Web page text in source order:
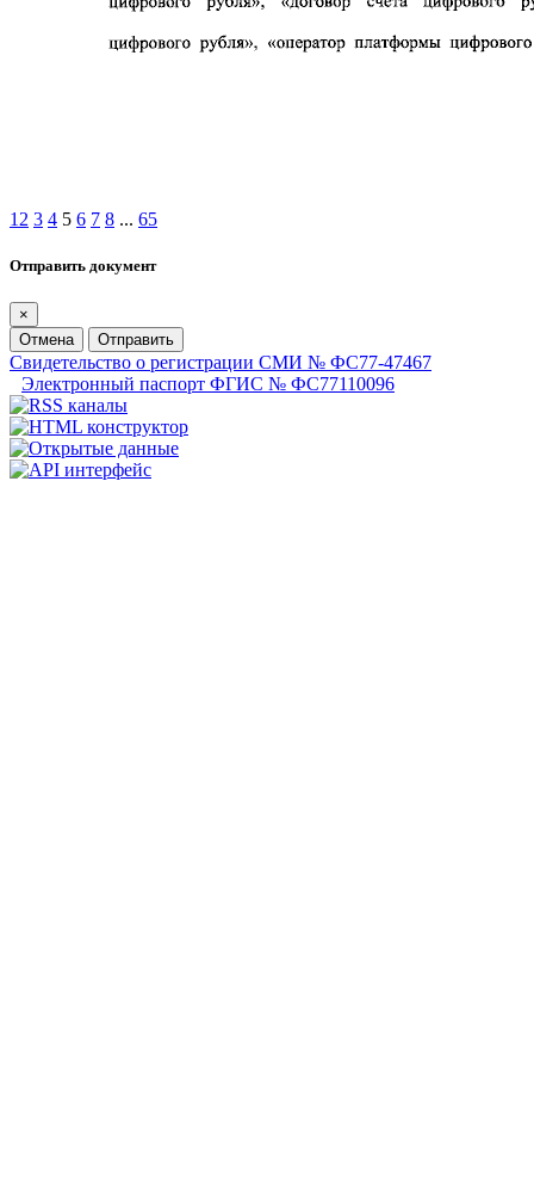
1 2 3 4 5 6 7 8 ... 65
Отправить документ
×
Отмена
Отправить
Свидетельство о регистрации СМИ № ФС77-47467
Электронный паспорт ФГИС № ФС77110096